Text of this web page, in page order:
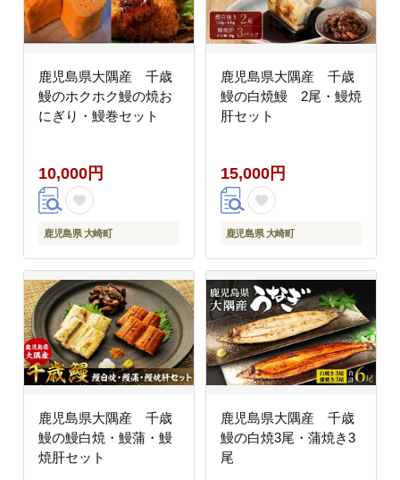
鹿児島県大隅産 千歳
鰻のホクホク鰻の焼お
にぎり・鰻巻セット
10,000円
鹿児島県 大崎町
鹿児島県大隅産 千歳
鰻の白焼鰻 2尾・鰻焼
肝セット
15,000円
鹿児島県 大崎町
鹿児島県大隅産 千歳
鰻の鰻白焼・鰻蒲・鰻
焼肝セット
鹿児島県大隅産 千歳
鰻の白焼3尾・蒲焼き3
尾